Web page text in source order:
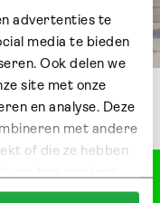
advertenties te
media te bieden
Ook delen we
site met onze
en analyse. Deze
met andere
of die ze hebben
cookiebeleid.